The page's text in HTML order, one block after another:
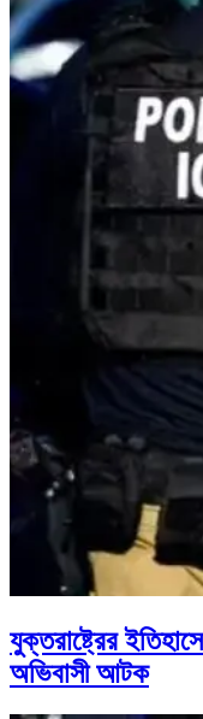
যুক্তরাষ্ট্রের
অভিবাসী আটক